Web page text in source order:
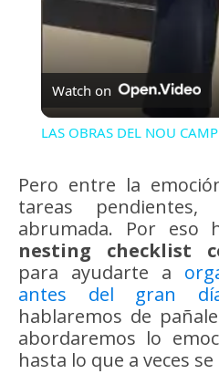
Watch on
LAS OBRAS DEL NOU
Pero entre la
tareas
abrumada. Por eso
nesting checklist
para ayudarte a
antes del gran
hablaremos de
abordaremos lo
hasta lo que a veces se